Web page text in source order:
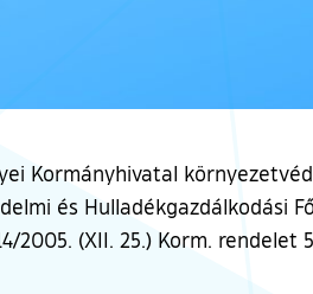
Kormányhivatal
és Hulladékgazdálkodási
2005. (XII. 25.) Korm.